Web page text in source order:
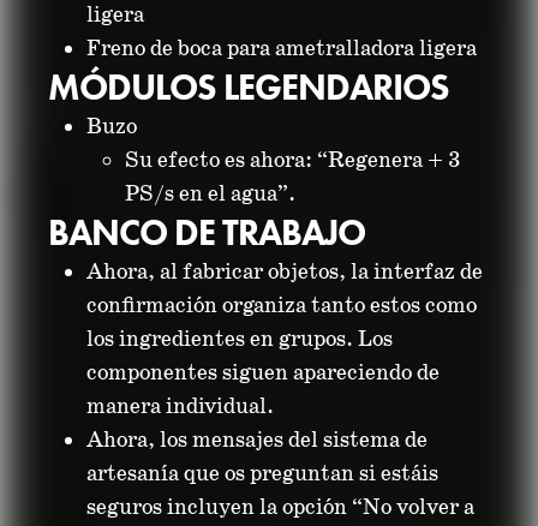
ligera
Freno de boca para ametralladora ligera
MÓDULOS LEGENDARIOS
Buzo
Su efecto es ahora: “Regenera + 3
PS/s en el agua”.
BANCO DE TRABAJO
Ahora, al fabricar objetos, la interfaz de
confirmación organiza tanto estos como
los ingredientes en grupos. Los
componentes siguen apareciendo de
manera individual.
Ahora, los mensajes del sistema de
artesanía que os preguntan si estáis
seguros incluyen la opción “No volver a